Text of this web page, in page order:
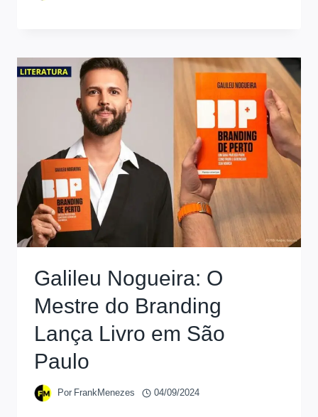
Galileu Nogueira: O
Mestre do Branding
Lança Livro em São
Paulo
Por FrankMenezes 04/09/2024